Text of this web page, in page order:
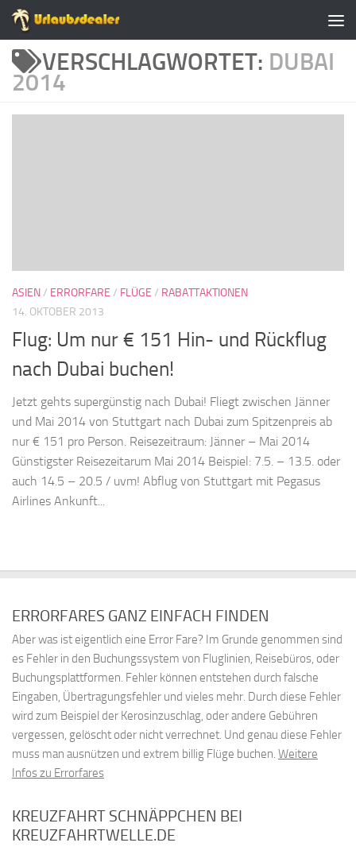
Zum Inhalt springen
VERSCHLAGWORTET: DUBAI
2014
ASIEN/ ERRORFARE / FLÜGE / RABATTAKTIONEN
14. OKTOBER 2013
Flug: Um nur € 151 Hin- und Rückflug
nach Dubai buchen!
Jetzt gehts supergünstig nach Dubai! Fliegt zwischen Jänner
und Mai 2014 von Stuttgart nach Dubai zum Spitzenpreis ab
nur € 151 pro Person. Reisezeitraum: Jänner – Mai 2014
Günstigster Reisezeitarum Mai 2014 Beispiel: 7.5. – 13.5. oder
auch 14.5 – 20.5 / uvm! Abflug von Stuttgart mit Pegasus
Airlines Ankunft...
ERRORFARES GANZ EINFACH FINDEN
Aber was ist eigentlich eine Error Fare? Im Grunde genommen sind
es Fehler in den Buchungssystem von Fluglinien, Reisebüros, oder
Buchungsplattformen. Fehler können entstehen durch falsche
Eingaben, Übertragungsfehler und vieles mehr. Durch diese Fehler
wird zum Beispiel der Kerosinzuschlag, oder andere Gebühren
vergessen, gelöscht oder nicht verrechnet. Und genau diese Fehler
muss man ausnützen und extrem billig Flüge buchen. Weitere
Infos zu Errorfares
KREUZFAHRT SCHNÄPPCHEN BEI
KREUZFAHRTWELLE.DE